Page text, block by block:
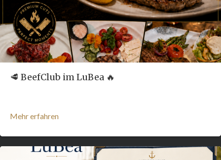
🥩 BeefClub im LuBea 🔥
Mehr erfahren